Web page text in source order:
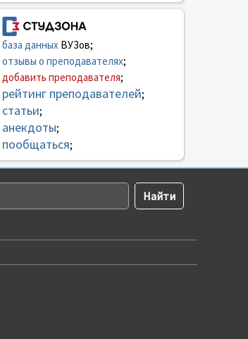
база данныхВУЗов;
отзывы о преподавателях;
добавить преподавателя;
рейтинг преподавателей;
статьи;
анекдоты;
пообщаться;